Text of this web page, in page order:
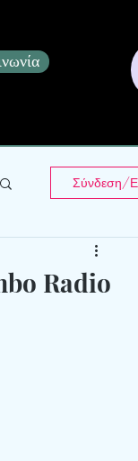
Σύνδεση/
Radio